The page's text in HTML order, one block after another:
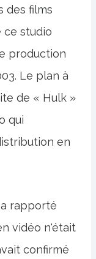
des films
ce studio
production
Le plan à
de « Hulk »
qui
en
rapporté
vidéo n'était
confirmé